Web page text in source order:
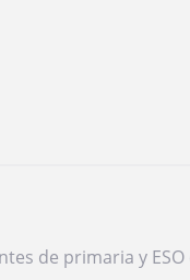
de primaria y ESO